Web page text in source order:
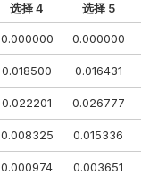
选择 4 选择 5
0.000000 0.000000
0.018500 0.016431
0.022201 0.026777
0.008325 0.015336
0.000974 0.003651